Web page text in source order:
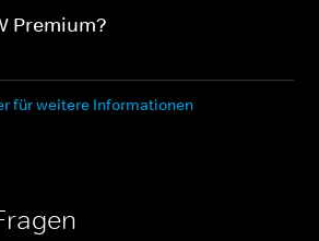
Premium?
für weitere Informationen